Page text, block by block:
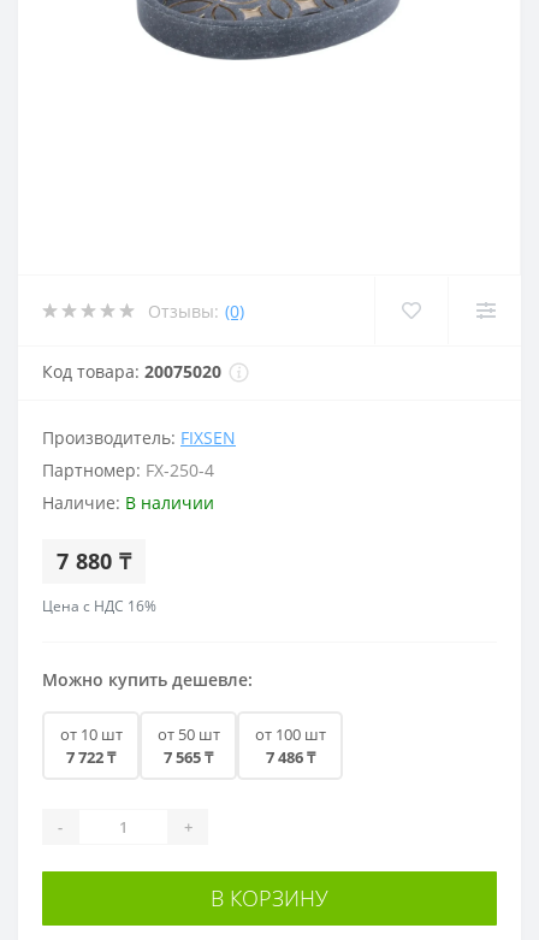
Отзывы: (0)
Код товара: 20075020
Производитель: FIXSEN
Партномер: FX-250-4
Наличие: В наличии
7 880 ₸
Цена с НДС 16%
Можно купить дешевле:
от 10 шт
7 722 ₸
от 50 шт
7 565 ₸
от 100 шт
7 486 ₸
- +
В КОРЗИНУ